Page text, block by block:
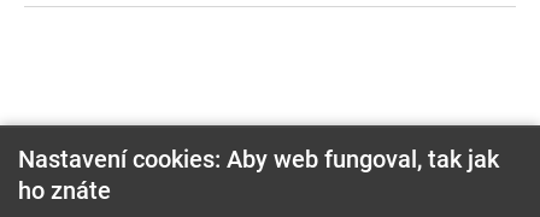
Nastavení cookies: Aby web fungoval, tak jak
ho znáte